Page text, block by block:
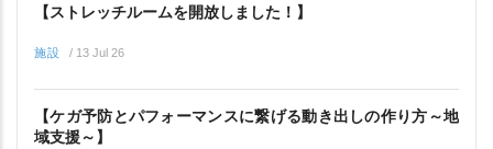
【ストレッチルームを開放しました！】
施設 / 13 Jul 26
【ケガ予防とパフォーマンスに繋げる動き出しの作り方～地
域支援～】